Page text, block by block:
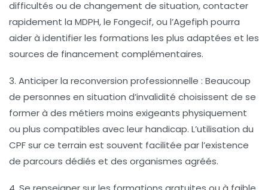
difficultés ou de changement de situation, contacter
rapidement la MDPH, le Fongecif, ou l’Agefiph pourra
aider à identifier les formations les plus adaptées et les
sources de financement complémentaires.
3. Anticiper la reconversion professionnelle : Beaucoup
de personnes en situation d’invalidité choisissent de se
former à des métiers moins exigeants physiquement
ou plus compatibles avec leur handicap. L’utilisation du
CPF sur ce terrain est souvent facilitée par l’existence
de parcours dédiés et des organismes agréés.